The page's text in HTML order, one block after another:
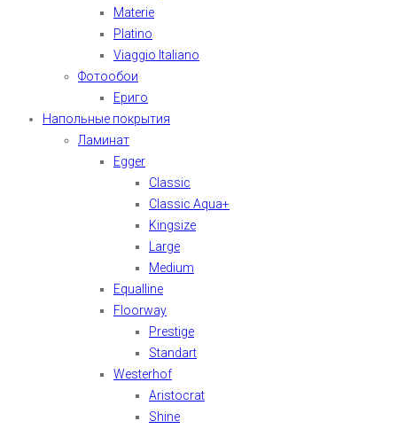
Materie
Platino
Viaggio Italiano
Фотообои
Ериго
Напольные покрытия
Ламинат
Egger
Classic
Classic Aqua+
Kingsize
Large
Medium
Equalline
Floorway
Prestige
Standart
Westerhof
Aristocrat
Shine